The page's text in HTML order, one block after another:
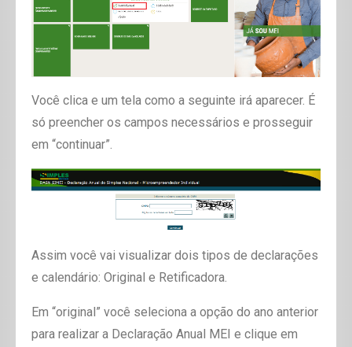
Você clica e um tela como a seguinte irá aparecer. É
só preencher os campos necessários e prosseguir
em “continuar”.
Assim você vai visualizar dois tipos de declarações
e calendário: Original e Retificadora.
Em “original” você seleciona a opção do ano anterior
para realizar a Declaração Anual MEI e clique em